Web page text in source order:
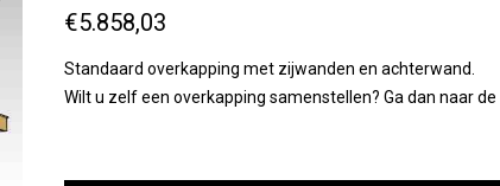
€5.858,03
Standaard overkapping met zijwanden en achterwand.
Wilt u zelf een overkapping samenstellen? Ga dan naar de